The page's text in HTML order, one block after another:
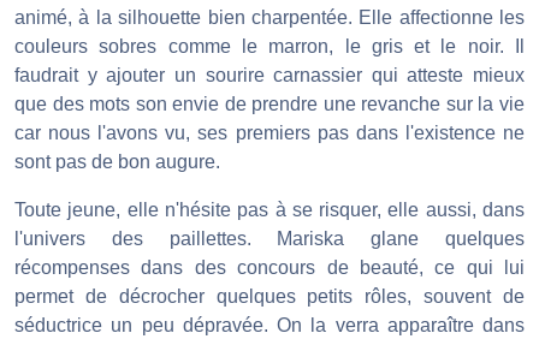
animé, à la silhouette bien charpentée. Elle affectionne les
couleurs sobres comme le marron, le gris et le noir. Il
faudrait y ajouter un sourire carnassier qui atteste mieux
que des mots son envie de prendre une revanche sur la vie
car nous l'avons vu, ses premiers pas dans l'existence ne
sont pas de bon augure.
Toute jeune, elle n'hésite pas à se risquer, elle aussi, dans
l'univers des paillettes. Mariska glane quelques
récompenses dans des concours de beauté, ce qui lui
permet de décrocher quelques petits rôles, souvent de
séductrice un peu dépravée. On la verra apparaître dans